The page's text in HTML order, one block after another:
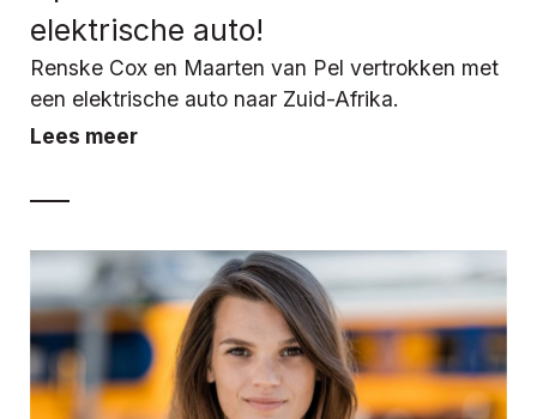
elektrische auto!
Renske Cox en Maarten van Pel vertrokken met
een elektrische auto naar Zuid-Afrika.
Lees meer